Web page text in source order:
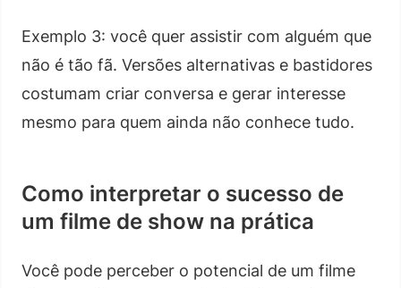
Exemplo 3: você quer assistir com alguém que
não é tão fã. Versões alternativas e bastidores
costumam criar conversa e gerar interesse
mesmo para quem ainda não conhece tudo.
Como interpretar o sucesso de
um filme de show na prática
Você pode perceber o potencial de um filme